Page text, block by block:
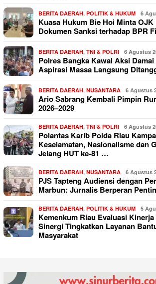
BERITA DAERAH, POLITIK & HUKUM 6
Kuasa Hukum Bie Hoi Minta
Dokumen Sanksi terhadap BPR
BERITA DAERAH, TNI & POLRI 6 Agustus
Polres Bangka Kawal Aksi
Aspirasi Massa Langsung
BERITA DAERAH, NUSANTARA 6 Agustus
Ario Sabrang Kembali Pimpin
2026–2029
BERITA DAERAH, TNI & POLRI 6 Agustus
Polantas Karib Polda Riau
Keselamatan, Nasionalisme dan
Jelang HUT ke-81 …
BERITA DAERAH, NUSANTARA 6 Agustus
PJS Tapteng Audiensi dengan
Marbun: Jurnalis Berperan
BERITA DAERAH, POLITIK & HUKUM 5
Kemenkum Riau Evaluasi
Sinergi Tingkatkan Layanan
Masyarakat